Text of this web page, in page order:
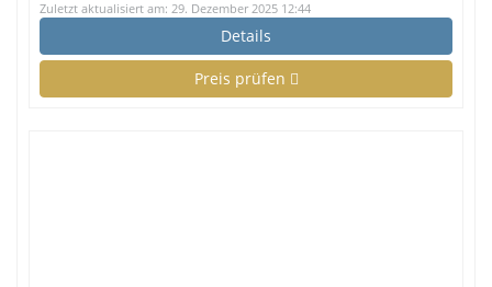
Zuletzt aktualisiert am: 29. Dezember 2025 12:44
Details
Preis prüfen